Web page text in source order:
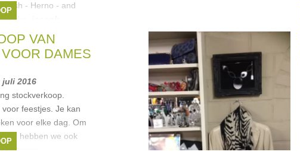
- Herno - and
Pinko
, ... VAN
DAMES
juli 2016
stockverkoop.
feestjes. Je kan
voor elke dag. Om
hebben we ook